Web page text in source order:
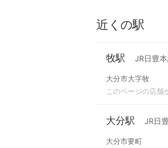
近くの駅
牧駅 JR日豊
大分市大字牧
このページの店舗
大分駅 JR日
大分市要町